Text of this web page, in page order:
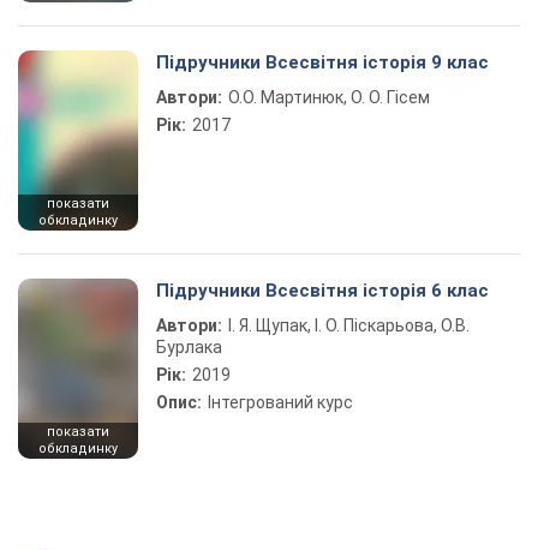
показати
обкладинку
Підручники Всесвітня історія 9 клас
Автори: О.О. Мартинюк, О. О. Гісем
Рік: 2017
показати
обкладинку
Підручники Всесвітня історія 6 клас
Автори:
І. Я. Щупак, І. О. Піскарьова, О.В.
Бурлака
Рік: 2019
Опис: Інтегрований курс